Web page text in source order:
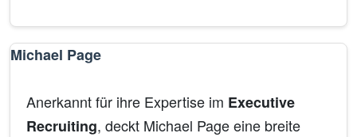
Michael Page
Anerkannt für ihre Expertise im Executive
Recruiting, deckt Michael Page eine breite